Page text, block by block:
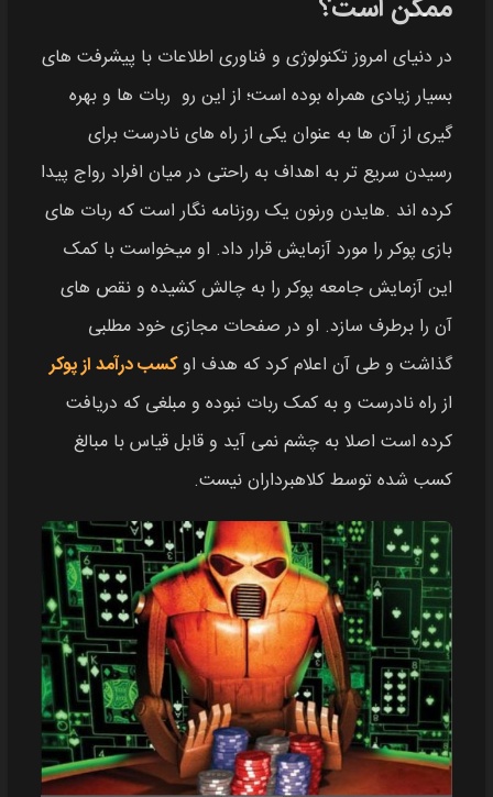
ممکن است؟
در دنیای امروز تکنولوژی و فناوری اطلاعات با پیشرفت های
بسیار زیادی همراه بوده است؛ از این رو ربات ها و بهره
گیری از آن ها به عنوان یکی از راه های نادرست برای
رسیدن سریع تر به اهداف به راحتی در میان افراد رواج پیدا
کرده اند .هایدن ورنون یک روزنامه نگار است که ربات های
بازی پوکر را مورد آزمایش قرار داد. او میخواست با کمک
این آزمایش جامعه پوکر را به چالش کشیده و نقص های
آن را برطرف سازد. او در صفحات مجازی خود مطلبی
گذاشت و طی آن اعلام کرد که هدف اوکسب درآمد از پوکر
از راه نادرست و به کمک ربات نبوده و مبلغی که دریافت
کرده است اصلا به چشم نمی آید و قابل قیاس با مبالغ
کسب شده توسط کلاهبرداران نیست.